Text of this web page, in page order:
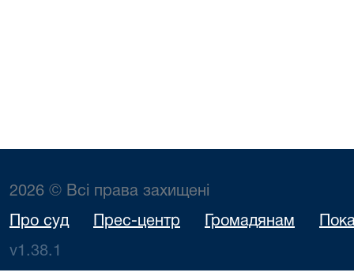
2026 © Всі права захищені
Про суд Прес-центр Громадянам
v1.38.1